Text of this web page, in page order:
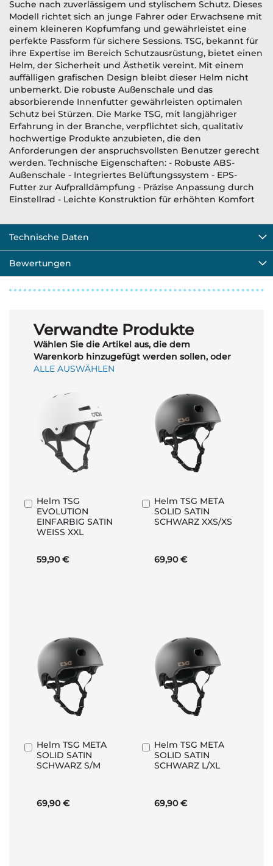
Suche nach zuverlässigem und stylischem Schutz. Dieses
Modell richtet sich an junge Fahrer oder Erwachsene mit
einem kleineren Kopfumfang und gewährleistet eine
perfekte Passform für sichere Sessions. TSG, bekannt für
ihre Expertise im Bereich Schutzausrüstung, bietet einen
Helm, der Sicherheit und Ästhetik vereint. Mit einem
auffälligen grafischen Design bleibt dieser Helm nicht
unbemerkt. Die robuste Außenschale und das
absorbierende Innenfutter gewährleisten optimalen
Schutz bei Stürzen. Die Marke TSG, mit langjähriger
Erfahrung in der Branche, verpflichtet sich, qualitativ
hochwertige Produkte anzubieten, die den
Anforderungen der anspruchsvollsten Benutzer gerecht
werden. Technische Eigenschaften: - Robuste ABS-
Außenschale - Integriertes Belüftungssystem - EPS-
Futter zur Aufpralldämpfung - Präzise Anpassung durch
Einstellrad - Leichte Konstruktion für erhöhten Komfort
Technische Daten
Bewertungen
Verwandte Produkte
Wählen Sie die Artikel aus, die dem
Warenkorb hinzugefügt werden sollen, oder
ALLE AUSWÄHLEN
Helm TSG
EVOLUTION
EINFARBIG SATIN
WEISS XXL
59,90 €
In
den
Warenkorb
Helm TSG META
SOLID SATIN
SCHWARZ XXS/XS
69,90 €
In
den
Warenkorb
Helm TSG META
SOLID SATIN
SCHWARZ S/M
69,90 €
In
den
Warenkorb
Helm TSG META
SOLID SATIN
SCHWARZ L/XL
69,90 €
In
den
Warenkorb